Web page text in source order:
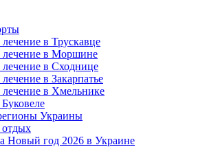
в Трускавце
в Моршине
в Сходнице
в Закарпатье
в Хмельнике
Украины
отдых
Новый год 2026 в Украине